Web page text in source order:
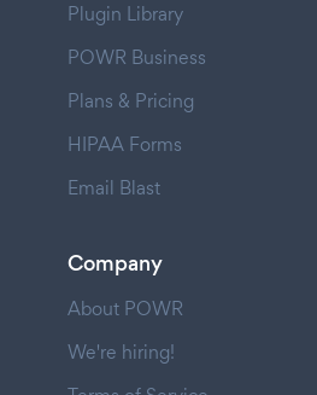
Plugin Library
POWR Business
Plans & Pricing
HIPAA Forms
Email Blast
Company
About POWR
We're hiring!